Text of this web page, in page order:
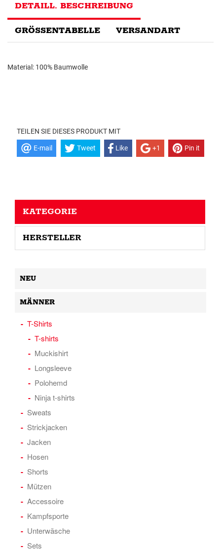
DETAILL. BESCHREIBUNG
GRÖSSENTABELLE VERSANDART
Material: 100% Baumwolle
TEILEN SIE DIESES PRODUKT MIT
E-mail Tweet Like +1 Pin it
KATEGORIE
HERSTELLER
NEU
MÄNNER
T-Shirts
T-shirts
Muckishirt
Longsleeve
Polohemd
Ninja t-shirts
Sweats
Strickjacken
Jacken
Hosen
Shorts
Mützen
Accessoire
Kampfsporte
Unterwäsche
Sets